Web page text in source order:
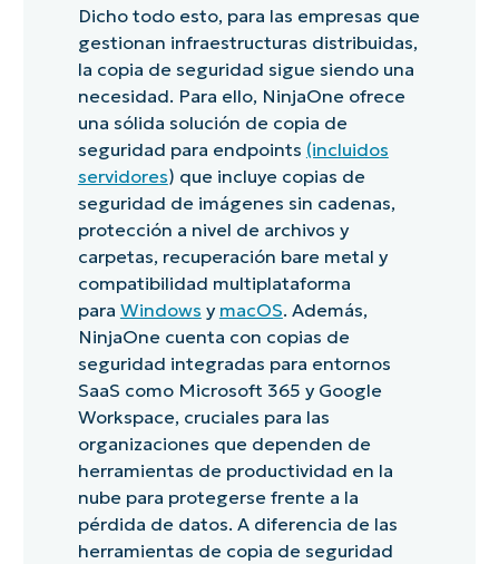
Dicho todo esto, para las empresas que
gestionan infraestructuras distribuidas,
la copia de seguridad sigue siendo una
necesidad. Para ello, NinjaOne ofrece
una sólida solución de copia de
seguridad para endpoints (incluidos
servidores) que incluye copias de
seguridad de imágenes sin cadenas,
protección a nivel de archivos y
carpetas, recuperación bare metal y
compatibilidad multiplataforma
para Windows y macOS. Además,
NinjaOne cuenta con copias de
seguridad integradas para entornos
SaaS como Microsoft 365 y Google
Workspace, cruciales para las
organizaciones que dependen de
herramientas de productividad en la
nube para protegerse frente a la
pérdida de datos. A diferencia de las
herramientas de copia de seguridad